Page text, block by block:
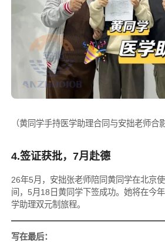
（黄同学手持医学助理合同与安拙老师合影
4.签证获批，7月赴德
26年5月，安拙张老师陪同黄同学在北京
间，5月18日黄同学下签成功。她将在今
学助理双元制旅程。
写在最后：